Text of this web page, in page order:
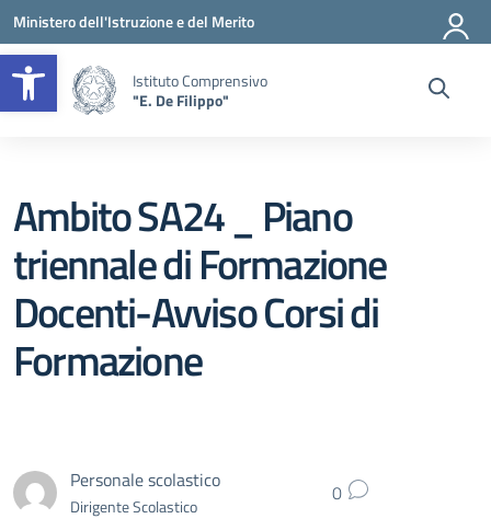
Apri la barra degli strumenti
Vai ai contenuti
Vai al menu di navigazione
Vai al footer
Ministero dell'Istruzione e del Merito
Istituto Comprensivo
"E. De Filippo"
Ambito SA24 _ Piano
triennale di Formazione
Docenti-Avviso Corsi di
Formazione
Personale scolastico
Dirigente Scolastico 0